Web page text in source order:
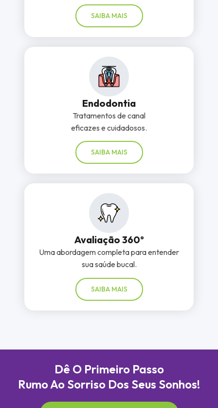
SAIBA MAIS
Endodontia
Tratamentos de canal
eficazes e cuidadosos.
SAIBA MAIS
Avaliação 360º
Uma abordagem completa para entender
sua saúde bucal.
SAIBA MAIS
Dê O Primeiro Passo
Rumo Ao Sorriso Dos Seus Sonhos!